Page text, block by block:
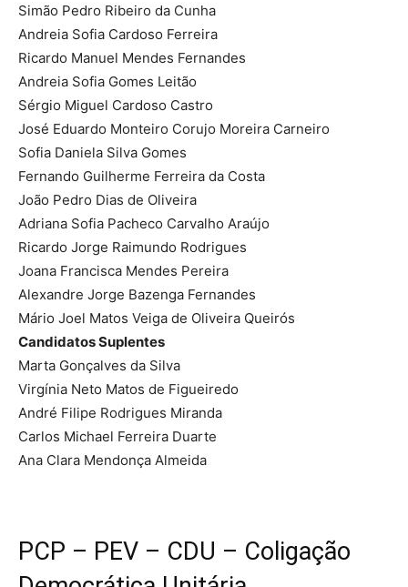
Simão Pedro Ribeiro da Cunha
Andreia Sofia Cardoso Ferreira
Ricardo Manuel Mendes Fernandes
Andreia Sofia Gomes Leitão
Sérgio Miguel Cardoso Castro
José Eduardo Monteiro Corujo Moreira Carneiro
Sofia Daniela Silva Gomes
Fernando Guilherme Ferreira da Costa
João Pedro Dias de Oliveira
Adriana Sofia Pacheco Carvalho Araújo
Ricardo Jorge Raimundo Rodrigues
Joana Francisca Mendes Pereira
Alexandre Jorge Bazenga Fernandes
Mário Joel Matos Veiga de Oliveira Queirós
Candidatos Suplentes
Marta Gonçalves da Silva
Virgínia Neto Matos de Figueiredo
André Filipe Rodrigues Miranda
Carlos Michael Ferreira Duarte
Ana Clara Mendonça Almeida
PCP – PEV – CDU – Coligação